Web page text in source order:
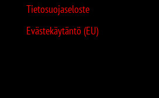
Tietosuojaseloste
Evästekäytäntö (EU)